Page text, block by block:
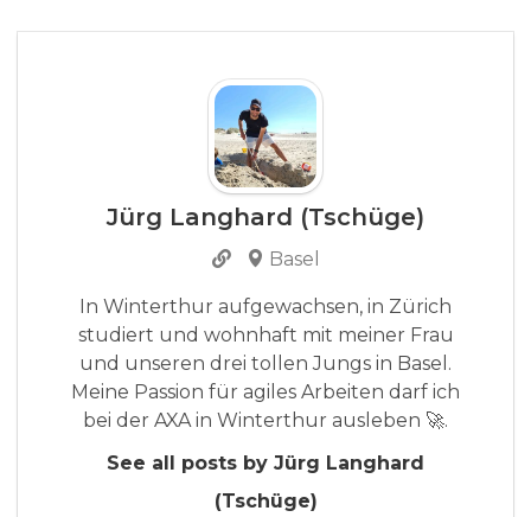
Jürg Langhard (Tschüge)
Basel
In Winterthur aufgewachsen, in Zürich
studiert und wohnhaft mit meiner Frau
und unseren drei tollen Jungs in Basel.
Meine Passion für agiles Arbeiten darf ich
bei der AXA in Winterthur ausleben 🚀.
See all posts by Jürg Langhard
(Tschüge)